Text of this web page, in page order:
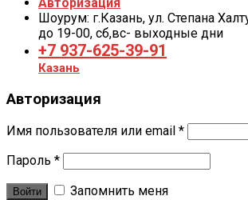
Шоурум: г.Казань, ул. Степана
до 19-00, cб,вс- выходные дни
+7 937-625-39-91
Казань
Авторизация
Имя пользователя или email *
Пароль *
Войти Запомнить меня